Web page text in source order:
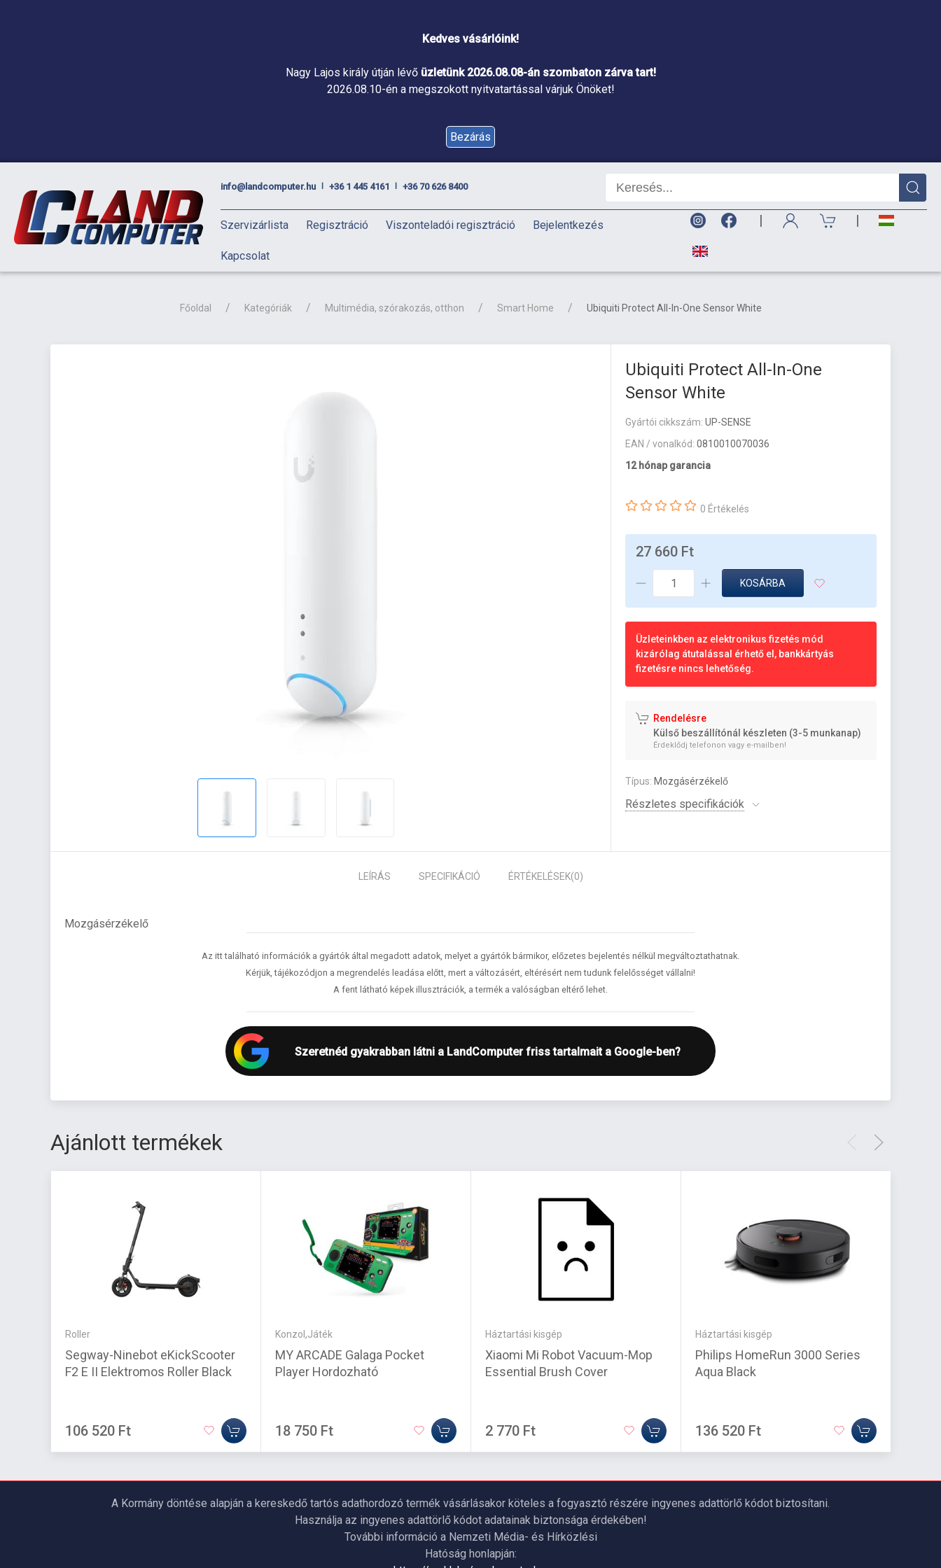
Kedves vásárlóink!
Nagy Lajos király útján lévő üzletünk 2026.08.08-án szombaton zárva tart!
2026.08.10-én a megszokott nyitvatartással várjuk Önöket!
Bezárás
info@landcomputer.hu +36 1 445 4161 +36 70 626 8400
Szervizárlista Regisztráció Viszonteladói regisztráció Bejelentkezés
Kapcsolat
| |
Főoldal Kategóriák Multimédia, szórakozás, otthon Smart Home Ubiquiti Protect All-In-One Sensor White
Ubiquiti Protect All-In-One
Sensor White
Gyártói cikkszám:UP-SENSE
EAN / vonalkód:0810010070036
12 hónap garancia
0 Értékelés
27 660 Ft
KOSÁRBA
Üzleteinkben az elektronikus fizetés mód
kizárólag átutalással érhető el, bankkártyás
fizetésre nincs lehetőség.
Rendelésre
Külső beszállítónál készleten (3-5 munkanap)
Érdeklődj telefonon vagy e-mailben!
Típus: Mozgásérzékelő
Részletes specifikációk
LEÍRÁS SPECIFIKÁCIÓ ÉRTÉKELÉSEK(0)
Mozgásérzékelő
Az itt található információk a gyártók által megadott adatok, melyet a gyártók bármikor, előzetes bejelentés nélkül megváltoztathatnak.
Kérjük, tájékozódjon a megrendelés leadása előtt, mert a változásért, eltérésért nem tudunk felelősséget vállalni!
A fent látható képek illusztrációk, a termék a valóságban eltérő lehet.
Szeretnéd gyakrabban látni a LandComputer friss tartalmait a Google-ben?
Ajánlott termékek
Roller
Segway-Ninebot eKickScooter
F2 E II Elektromos Roller Black
106 520 Ft
Konzol,Játék
MY ARCADE Galaga Pocket
Player Hordozható
18 750 Ft
Háztartási kisgép
Xiaomi Mi Robot Vacuum-Mop
Essential Brush Cover
2 770 Ft
Háztartási kisgép
Philips HomeRun 3000 Series
Aqua Black
136 520 Ft
A Kormány döntése alapján a kereskedő tartós adathordozó termék vásárlásakor köteles a fogyasztó részére ingyenes adattörlő kódot biztosítani.
Használja az ingyenes adattörlő kódot adatainak biztonsága érdekében!
További információ a Nemzeti Média- és Hírközlési
Hatóság honlapján: